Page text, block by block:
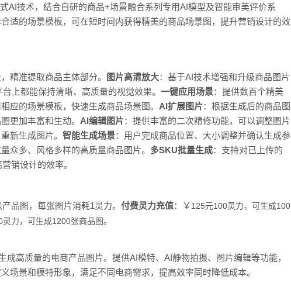
AI技术，结合自研的商品+场景融合系列专用AI模型及智能审美评价系
适的场景模板，可在短时间内获得精美的商品场景图，提升营销设计的效
精准提取商品主体部分。 图片高清放大：基于AI技术增强和升级商品图片
上都能保持清晰、高质量的视觉效果。 一键应用场景：提供数百个精美
应的场景模板，快速生成商品场景图。 AI扩展图片：根据生成后的商品图
更加丰富和生动。 AI编辑图片：提供丰富的二次精修功能，可以调整图片
新生成图片。 智能生成场景：用户完成商品位置、大小调整并确认生成参
众多、风格多样的高质量商品图片。 多SKU批量生成：支持对已上传的
销设计的效率。
品图，每张图片消耗1灵力。 付费灵力充值：￥ 125元100灵力，可生成100
力，可生成1200张商品图。
高质量的电商产品图片。提供AI模特、AI静物拍摄、图片编辑等功能，
场景和模特形象，满足不同电商需求，提高效率同时降低成本。